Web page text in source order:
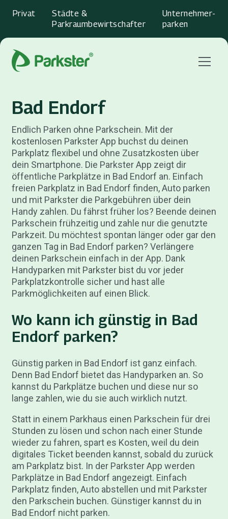
Privat
Städte &
Parkraumbewirtschafter
Unternehmer­
parken
Menu
Bad Endorf
Endlich Parken ohne Parkschein. Mit der
kostenlosen Parkster App buchst du deinen
Parkplatz flexibel und ohne Zusatzkosten über
dein Smartphone. Die Parkster App zeigt dir
öffentliche Parkplätze in Bad Endorf an. Einfach
freien Parkplatz in Bad Endorf finden, Auto parken
und mit Parkster die Parkgebühren über dein
Handy zahlen. Du fährst früher los? Beende deinen
Parkschein frühzeitig und zahle nur die genutzte
Parkzeit. Du möchtest spontan länger oder gar den
ganzen Tag in Bad Endorf parken? Verlängere
deinen Parkschein einfach in der App. Dank
Handyparken mit Parkster bist du vor jeder
Parkplatzkontrolle sicher und hast alle
Parkmöglichkeiten auf einen Blick.
Wo kann ich günstig in Bad
Endorf parken?
Günstig parken in Bad Endorf ist ganz einfach.
Denn Bad Endorf bietet das Handyparken an. So
kannst du Parkplätze buchen und diese nur so
lange zahlen, wie du sie auch wirklich nutzt.
Statt in einem Parkhaus einen Parkschein für drei
Stunden zu lösen und schon nach einer Stunde
wieder zu fahren, spart es Kosten, weil du dein
digitales Ticket beenden kannst, sobald du zurück
am Parkplatz bist. In der Parkster App werden
Parkplätze in Bad Endorf angezeigt. Einfach
Parkplatz finden, Auto abstellen und mit Parkster
den Parkschein buchen. Günstiger kannst du in
Bad Endorf nicht parken.